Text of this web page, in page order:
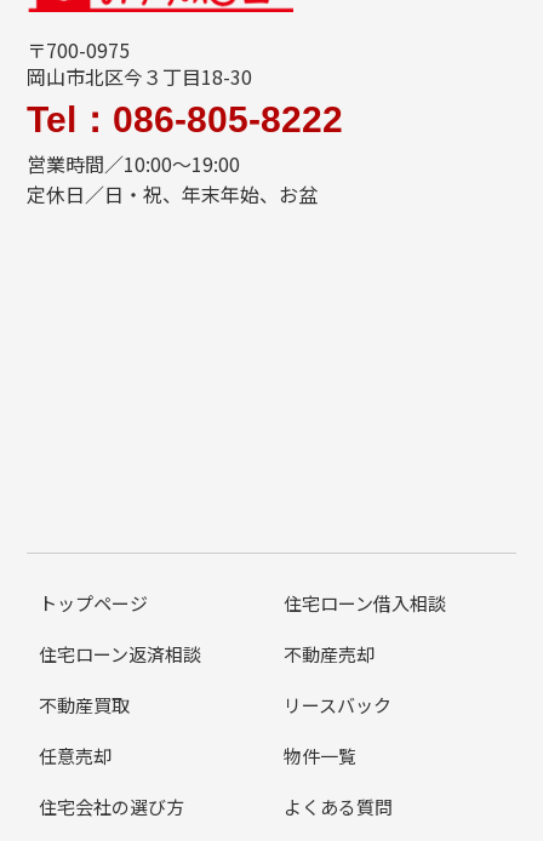
〒700-0975
岡山市北区今３丁目18-30
Tel：086-805-8222
営業時間／10:00～19:00
定休日／日・祝、年末年始、お盆
トップページ
住宅ローン借入相談
住宅ローン返済相談
不動産売却
不動産買取
リースバック
任意売却
物件一覧
住宅会社の選び方
よくある質問